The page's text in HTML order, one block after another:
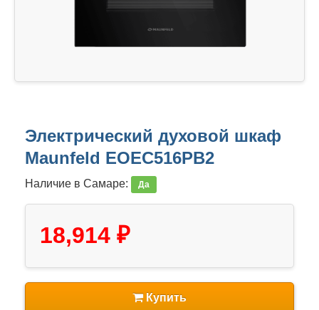
Электрический духовой шкаф
Maunfeld EOEC516PB2
Наличие в Самаре: Да
18,914 ₽
Купить